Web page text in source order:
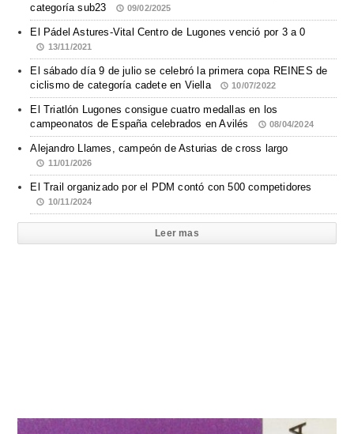
categoría sub23
09/02/2025
El Pádel Astures-Vital Centro de Lugones venció por 3 a 0
13/11/2021
El sábado día 9 de julio se celebró la primera copa REINES de
ciclismo de categoría cadete en Viella
10/07/2022
El Triatlón Lugones consigue cuatro medallas en los
campeonatos de España celebrados en Avilés
08/04/2024
Alejandro Llames, campeón de Asturias de cross largo
11/01/2026
El Trail organizado por el PDM contó con 500 competidores
10/11/2024
Leer mas